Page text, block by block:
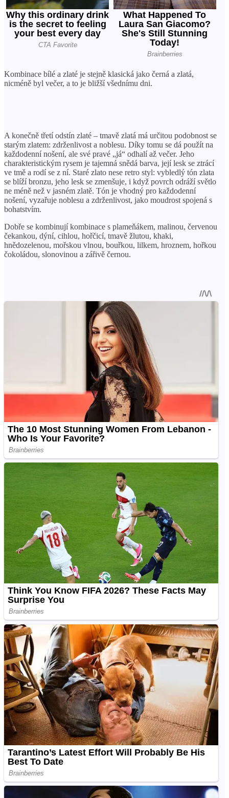
Kombinace bílé a zlaté je stejně klasická jako černá a zlatá,
nicméně byl večer, a to je bližší všednímu dni.
A konečně třetí odstín zlaté – tmavě zlatá má určitou podobnost se
starým zlatem: zdrženlivost a noblesu. Díky tomu se dá použít na
každodenní nošení, ale své pravé „já“ odhalí až večer. Jeho
charakteristickým rysem je tajemná snědá barva, její lesk se ztrácí
ve tmě a rodí se z ní. Staré zlato nese retro styl: vybledlý tón zlata
se blíží bronzu, jeho lesk se zmenšuje, i když povrch odráží světlo
ne méně než v jasném zlatě. Tón je vhodný pro každodenní
nošení, vyzařuje noblesu a zdrženlivost, jako moudrost spojená s
bohatstvím.
Dobře se kombinují kombinace s plameňákem, malinou, červenou
čekankou, dýní, cihlou, hořčicí, tmavě žlutou, khaki,
hnědozelenou, mořskou vlnou, bouřkou, lilkem, hroznem, hořkou
čokoládou, slonovinou a zářivě černou.